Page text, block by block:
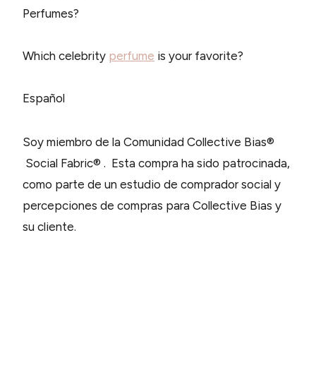
Perfumes?
Which celebrity perfume is your favorite?
Español
Soy miembro de la Comunidad Collective Bias®
Social Fabric® . Esta compra ha sido patrocinada,
como parte de un estudio de comprador social y
percepciones de compras para Collective Bias y
su cliente.